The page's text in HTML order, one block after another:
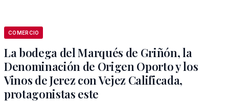
COMERCIO
La bodega del Marqués de Griñón, la
Denominación de Origen Oporto y los
Vinos de Jerez con Vejez Calificada,
protagonistas este